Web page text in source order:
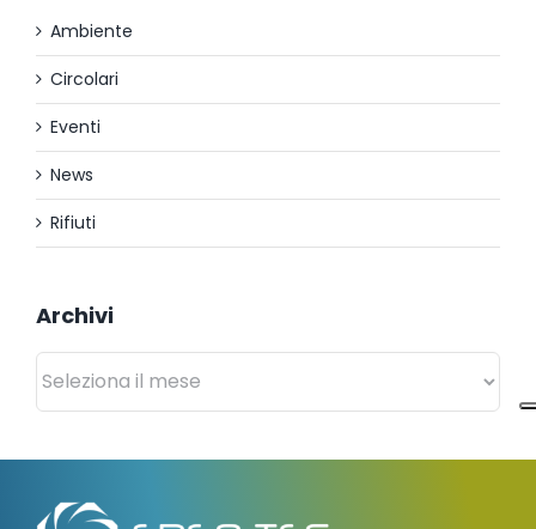
Ambiente
Circolari
Eventi
News
Rifiuti
Archivi
Archivi